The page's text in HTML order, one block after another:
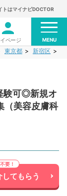
トはマイナビDOCTOR
ページ MENU
東京都 新宿区
験可◎新規オ
（美容皮膚科
てもらう